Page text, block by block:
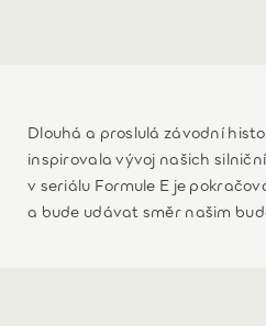
Dlouhá a proslulá závodní
inspirovala vývoj našich
v seriálu Formule E je
a bude udávat směr našim